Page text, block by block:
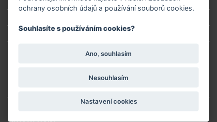
Proč nakupovat u nás?
↩ VRÁCENÍ ZBOŽÍ ONLINE
ochrany osobních údajů a používání souborů cookies.
Souhlasíte s používáním cookies?
Ano, souhlasím
Nesouhlasím
Nastavení cookies